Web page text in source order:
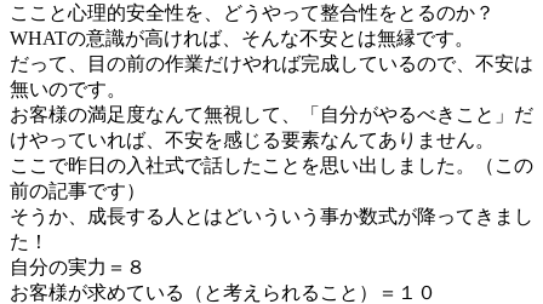
ここと心理的安全性を、どうやって整合性をとるのか？
WHATの意識が高ければ、そんな不安とは無縁です。
だって、目の前の作業だけやれば完成しているので、不安は
無いのです。
お客様の満足度なんて無視して、「自分がやるべきこと」だ
けやっていれば、不安を感じる要素なんてありません。
ここで昨日の入社式で話したことを思い出しました。（この
前の記事です）
そうか、成長する人とはどいういう事か数式が降ってきまし
た！
自分の実力＝８
お客様が求めている（と考えられること）＝１０